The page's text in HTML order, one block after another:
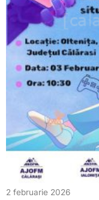
2 februarie 2026